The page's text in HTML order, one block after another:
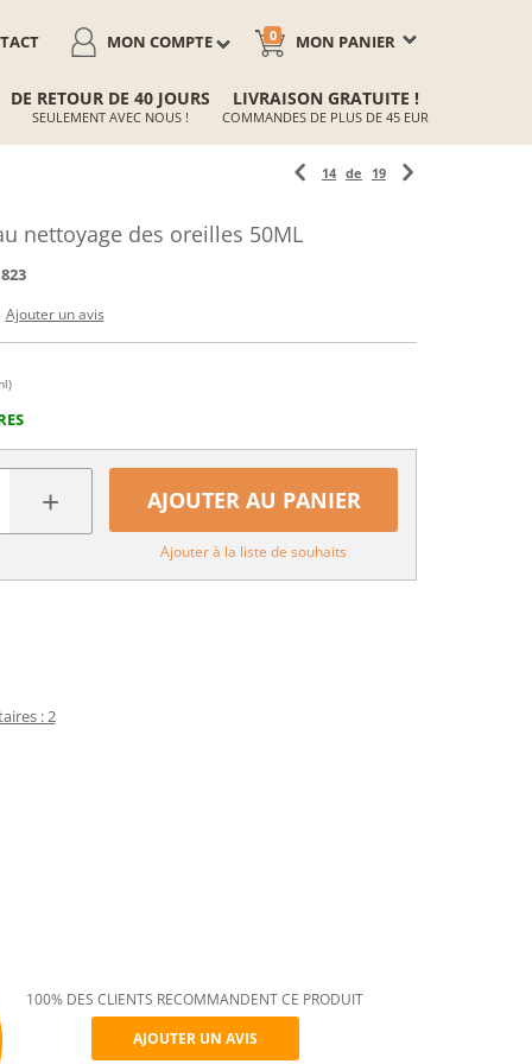
MON PANIER
0
MON COMPTE
DE RETOUR DE 40 JOURS
SEULEMENT AVEC NOUS !
LIVRAISON GRATUITE !
COMMANDES DE PLUS DE 45 EUR
14 de 19
nettoyage des oreilles 50ML
Ajouter un avis
+ AJOUTER AU PANIER
Ajouter à la liste de souhaits
: 2
100% DES CLIENTS RECOMMANDENT CE PRODUIT
AJOUTER UN AVIS